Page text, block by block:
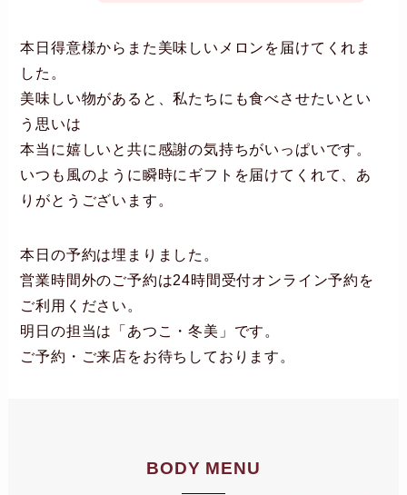
本日得意様からまた美味しいメロンを届けてくれま
した。
美味しい物があると、私たちにも食べさせたいとい
う思いは
本当に嬉しいと共に感謝の気持ちがいっぱいです。
いつも風のように瞬時にギフトを届けてくれて、あ
りがとうございます。
本日の予約は埋まりました。
営業時間外のご予約は24時間受付オンライン予約を
ご利用ください。
明日の担当は「あつこ・冬美」です。
ご予約・ご来店をお待ちしております。
BODY MENU